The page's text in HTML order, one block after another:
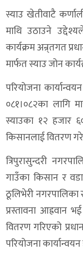
स्याउ खेतीवाटै
माथि उठाउने
कार्यक्रम अन्र्तगत
मार्फत स्याउ जोन
परियोजना
०८१।०८२का लागि
स्याउका १२ हजार
किसानलाई वितरण
त्रिपुरासुन्दरी
गाउँका किसान र
ठूलिभेरी
प्रस्तावना आह्रवान
वितरण गरिएको
परियोजना